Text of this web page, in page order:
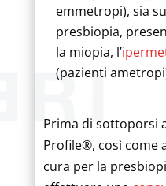
emmetropi), sia
presbiopia,
la miopia, l’
(pazienti
Prima di sottoporsi
Profile®, così come
cura per la